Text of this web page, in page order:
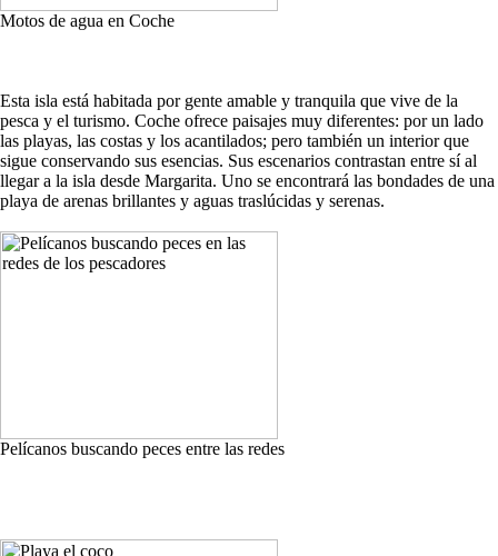
Motos de agua en Coche
Esta isla está habitada por gente amable y tranquila que vive de la
pesca y el turismo. Coche ofrece paisajes muy diferentes: por un lado
las playas, las costas y los acantilados; pero también un interior que
sigue conservando sus esencias. Sus escenarios contrastan entre sí al
llegar a la isla desde Margarita. Uno se encontrará las bondades de una
playa de arenas brillantes y aguas traslúcidas y serenas.
Pelícanos buscando peces entre las redes